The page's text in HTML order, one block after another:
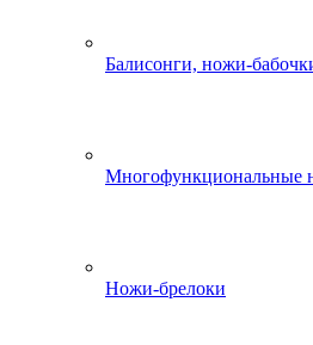
Балисонги, ножи-
Многофункциональные
Ножи-брелоки